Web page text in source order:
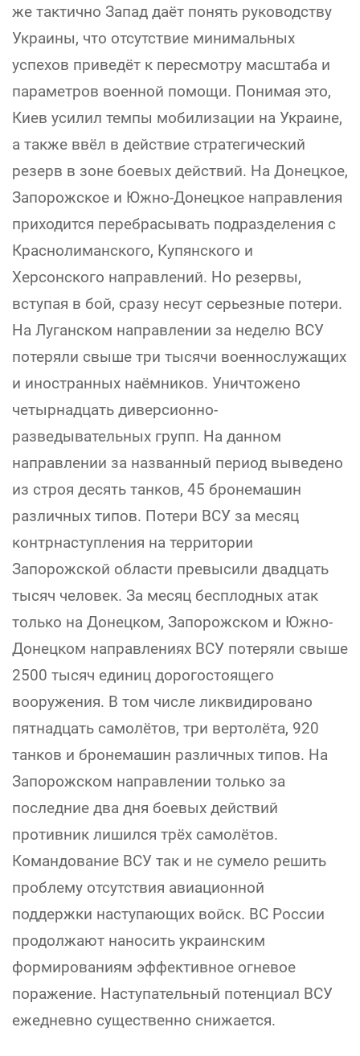
же тактично Запад даёт понять руководству
Украины, что отсутствие минимальных
успехов приведёт к пересмотру масштаба и
параметров военной помощи. Понимая это,
Киев усилил темпы мобилизации на Украине,
а также ввёл в действие стратегический
резерв в зоне боевых действий. На Донецкое,
Запорожское и Южно-Донецкое направления
приходится перебрасывать подразделения с
Краснолиманского, Купянского и
Херсонского направлений. Но резервы,
вступая в бой, сразу несут серьезные потери.
На Луганском направлении за неделю ВСУ
потеряли свыше три тысячи военнослужащих
и иностранных наёмников. Уничтожено
четырнадцать диверсионно-
разведывательных групп. На данном
направлении за названный период выведено
из строя десять танков, 45 бронемашин
различных типов. Потери ВСУ за месяц
контрнаступления на территории
Запорожской области превысили двадцать
тысяч человек. За месяц бесплодных атак
только на Донецком, Запорожском и Южно-
Донецком направлениях ВСУ потеряли свыше
2500 тысяч единиц дорогостоящего
вооружения. В том числе ликвидировано
пятнадцать самолётов, три вертолёта, 920
танков и бронемашин различных типов. На
Запорожском направлении только за
последние два дня боевых действий
противник лишился трёх самолётов.
Командование ВСУ так и не сумело решить
проблему отсутствия авиационной
поддержки наступающих войск. ВС России
продолжают наносить украинским
формированиям эффективное огневое
поражение. Наступательный потенциал ВСУ
ежедневно существенно снижается.